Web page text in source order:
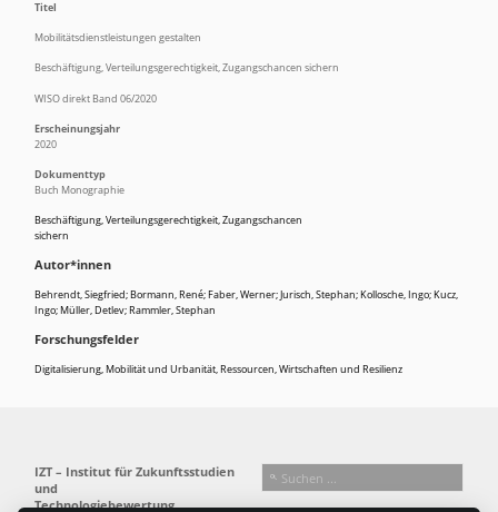
Beschäftigung, Verteilungsgerechtigkeit, Zugangschancen
sichern
Autor*innen
Behrendt, Siegfried; Bormann, René; Faber, Werner; Jurisch, Stephan; Kollosche, Ingo; Kucz,
Ingo; Müller, Detlev; Rammler, Stephan
Forschungsfelder
Digitalisierung, Mobilität und Urbanität, Ressourcen, Wirtschaften und Resilienz
Titel
Mobilitätsdienstleistungen gestalten
Beschäftigung, Verteilungsgerechtigkeit, Zugangschancen sichern
WISO direkt Band 06/2020
Erscheinungsjahr
2020
Dokumenttyp
Buch Monographie
IZT – Institut für Zukunftsstudien
und
Technologiebewertung